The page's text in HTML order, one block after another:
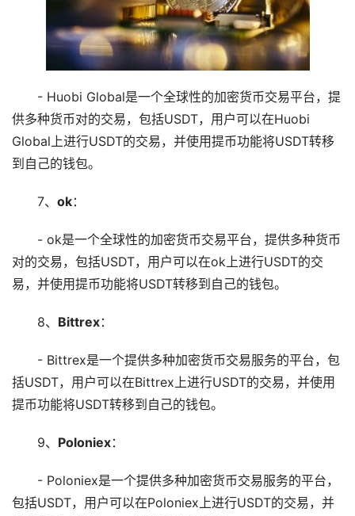
- Huobi Global是一个全球性的加密货币交易平台，提
供多种货币对的交易，包括USDT，用户可以在Huobi
Global上进行USDT的交易，并使用提币功能将USDT转移
到自己的钱包。
7、 ok：
- ok是一个全球性的加密货币交易平台，提供多种货币
对的交易，包括USDT，用户可以在ok上进行USDT的交
易，并使用提币功能将USDT转移到自己的钱包。
8、 Bittrex：
- Bittrex是一个提供多种加密货币交易服务的平台，包
括USDT，用户可以在Bittrex上进行USDT的交易，并使用
提币功能将USDT转移到自己的钱包。
9、 Poloniex：
- Poloniex是一个提供多种加密货币交易服务的平台，
包括USDT，用户可以在Poloniex上进行USDT的交易，并